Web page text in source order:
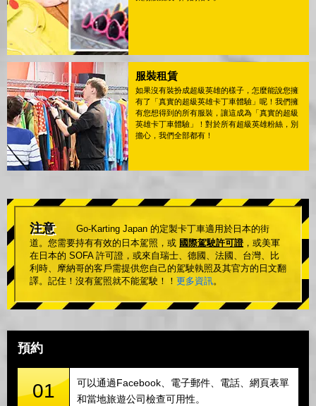
服裝租賃
如果沒有裝扮成超級英雄的樣子，怎麼能說您擁
有了「真實的超級英雄卡丁車體驗」呢！我們擁
有您想得到的所有服裝，讓這成為「真實的超級
英雄卡丁車體驗」！對於所有超級英雄粉絲，別
擔心，我們全部都有！
注意
Go-Karting Japan 的定製卡丁車適用於日本的街
道。您需要持有有效的日本駕照，或 國際駕駛許可證 ，或美軍
在日本的 SOFA 許可證，或來自瑞士、德國、法國、台灣、比
利時、摩納哥的客戶需提供您自己的駕駛執照及其官方的日文翻
譯。記住！沒有駕照就不能駕駛！！ 更多資訊。
預約
01
可以通過Facebook、電子郵件、電話、網頁表單
和當地旅遊公司檢查可用性。